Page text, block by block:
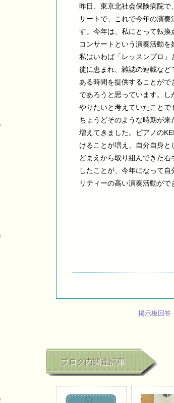
昨日、東京北社会保険病院
サートで、これで今年の演
す。今年は、私にとって転
コンサートという演奏活動を
私はいわば「レッスンプロ
徒に恵まれ、雑誌の連載な
ある時間を提供することが
であろうと思っています。
やりたいと考えていたことで
ちょうどそのような時期が
増えてきました。ピアノの
けることが増え、自分自身
どまえから取り組んできた
したことが、今年になって
リティーの高い演奏活動がで
掲示板回答
ブログ内関連記事